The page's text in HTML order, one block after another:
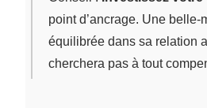
point d’ancrage. Une belle-
équilibrée dans sa relation
cherchera pas à tout